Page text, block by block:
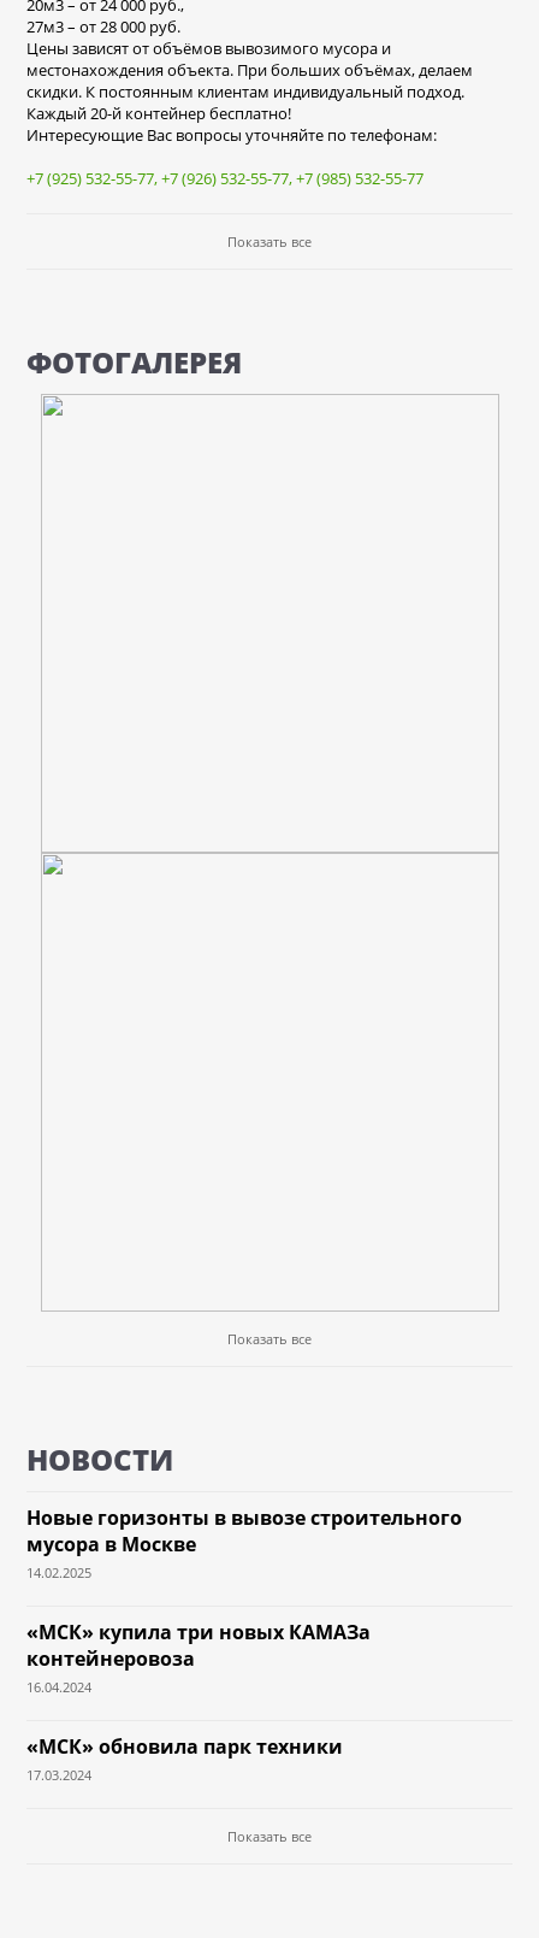
20м3 – от 24 000 руб.,
27м3 – от 28 000 руб.
Цены зависят от объёмов вывозимого мусора и
местонахождения объекта. При больших объёмах, делаем
скидки. К постоянным клиентам индивидуальный подход.
Каждый 20-й контейнер бесплатно!
Интересующие Вас вопросы уточняйте по телефонам:
+7 (925) 532-55-77,+7 (926) 532-55-77,+7 (985) 532-55-77
Показать все
ФОТОГАЛЕРЕЯ
Показать все
НОВОСТИ
Новые горизонты в вывозе строительного
мусора в Москве
14.02.2025
«МСК» купила три новых КАМАЗа
контейнеровоза
16.04.2024
«МСК» обновила парк техники
17.03.2024
Показать все